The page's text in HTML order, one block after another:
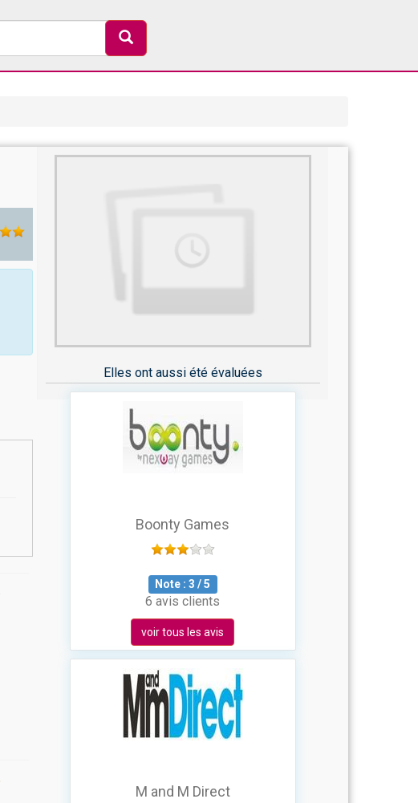
Elles ont aussi été évaluées
Boonty Games
Note :3 /5
6 avis clients
voir tous les avis
M and M Direct